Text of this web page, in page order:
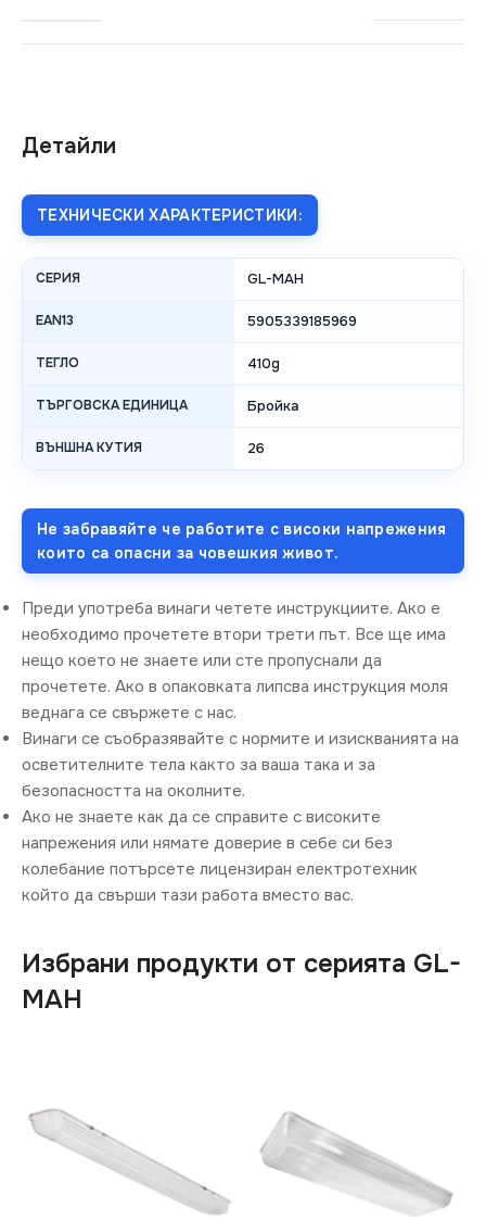
Детайли
ТЕХНИЧЕСКИ ХАРАКТЕРИСТИКИ:
СЕРИЯ GL-MAH
EAN13 5905339185969
ТЕГЛО 410g
ТЪРГОВСКА ЕДИНИЦА Бройка
ВЪНШНА КУТИЯ 26
Не забравяйте че работите с високи напрежения
които са опасни за човешкия живот.
Преди употреба винаги четете инструкциите. Ако е
необходимо прочетете втори трети път. Все ще има
нещо което не знаете или сте пропуснали да
прочетете. Ако в опаковката липсва инструкция моля
веднага се свържете с нас.
Винаги се съобразявайте с нормите и изискванията на
осветителните тела както за ваша така и за
безопасността на околните.
Ако не знаете как да се справите с високите
напрежения или нямате доверие в себе си без
колебание потърсете лицензиран електротехник
който да свърши тази работа вместо вас.
Избрани продукти от серията GL-
MAH